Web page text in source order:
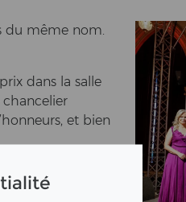
du même nom.
dans la salle
chan­ce­lier
et bien
des pro­jets in­
com­mer­